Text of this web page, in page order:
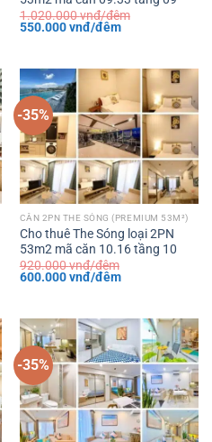
1.020.000vnđ/đêm
Giá
đêm.
550.000vnđ/đêmGiá
550.000 vnđ/
đêm.
-35%
CĂN 2PN THE SÓNG (PREMIUM 53M²)
Cho thuê The Sóng loại 2PN
53m2 mã căn 10.16 tầng 10
920.000vnđ/đêm
Giá
đêm.
600.000vnđ/đêmGiá
600.000 vnđ/
đêm.
-35%